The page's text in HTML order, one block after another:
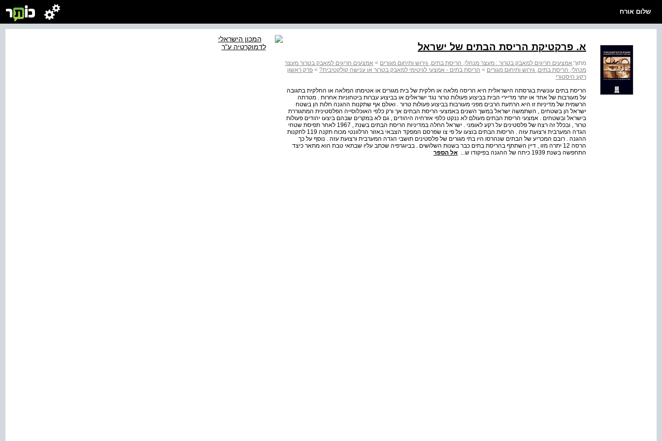
שלום אורח
א. פרקטיקת הריסת הבתים של ישראל
מתוך:אמצעים חריגים למאבק בטרור : מעצר מנהלי, הריסת בתים, גירוש ותיחום מגורים > אמצעים חריגים למאבק בטרור מעצר
מנהלי, הריסת בתים, גירוש ותיחום מגורים > הריסת בתים - אמצעי לגיטימי למאבק בטרור או ענישה קולקטיבית? > פרק ראשון
רקע היסטורי
הריסת בתים עונשית בגרסתה הישראלית היא הריסה מלאה או חלקית של בית מגורים או אטימתו המלאה או החלקית בתגובה
על מעורבות של אחד או יותר מדיירי הבית בביצוע פעולות טרור נגד ישראלים או בביצוע עברות ביטחוניות אחרות . מטרתה
הרשמית של מדיניות זו היא הרתעת הרבים מפני מעורבות בביצוע פעולות טרור . ואולם אף שתקנות ההגנה חלות הן בשטח
ישראל הן בשטחים , השתמשה ישראל במשך השנים באמצעי הריסת הבתים אך ורק כלפי האוכלוסייה הפלסטינית המתגוררת
בישראל ובשטחים . אמצעי הריסת הבתים מעולם לא ננקט כלפי אזרחיה היהודים , גם לא במקרים שבהם ביצעו יהודים פעולות
טרור , ובכלל זה רצח של פלסטינים על רקע לאומני . ישראל החלה במדיניות הריסת הבתים בשנת , 1967 לאחר תפיסת שטחי
הגדה המערבית ורצועת עזה . הריסות הבתים בוצעו על פי צו שפרסם המפקד הצבאי באזור הרלוונטי מכוח תקנה 119 לתקנות
ההגנה . רובם המכריע של הבתים שנהרסו היו בתי מגורים של פלסטינים תושבי הגדה המערבית ורצועת עזה . נוסף על כך
הרסה 12 יתרה מזו , דיין השתתף בהריסת בתים כבר בשנות השלושים . בביוגרפיה שכתב עליו שבתאי טבת הוא מתאר כיצד
התחפשה בשנת 1939 כיתה של ההגנה בפיקודו ש...
אל הספר